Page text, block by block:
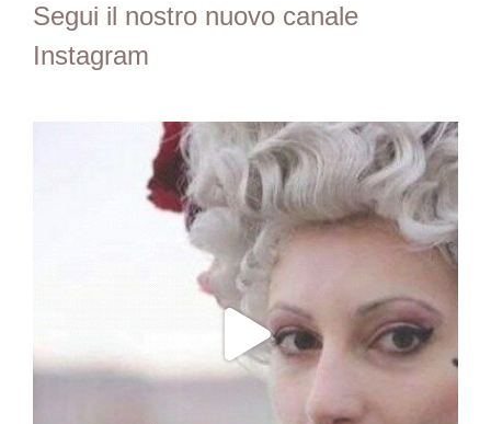
Segui il nostro nuovo canale
Instagram